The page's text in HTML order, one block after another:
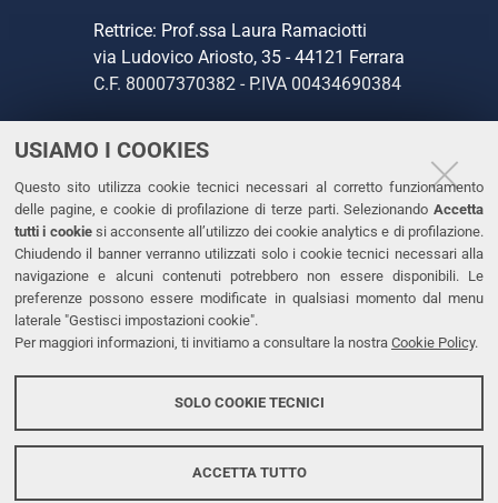
USIAMO I COOKIES
Questo sito utilizza cookie tecnici necessari al corretto funzionamento
delle pagine, e cookie di profilazione di terze parti. Selezionando Accetta
tutti i cookiesi acconsente all’utilizzo dei cookie analytics e di profilazione.
Chiudendo il banner verranno utilizzati solo i cookie tecnici necessari alla
navigazione e alcuni contenuti potrebbero non essere disponibili. Le
preferenze possono essere modificate in qualsiasi momento dal menu
laterale "Gestisci impostazioni cookie".
Per maggiori informazioni, ti invitiamo a consultare la nostra Cookie Policy.
SOLO COOKIE TECNICI
ACCETTA TUTTO
Rettrice: Prof.ssa Laura Ramaciotti
via Ludovico Ariosto, 35 - 44121 Ferrara
C.F. 80007370382 - P.IVA 00434690384
CONTATTI
Tel. +39 0532 293111
Fax. +39 0532 293031
PEC
LINKS
Dichiarazione di accessibilità
Protezione dati personali